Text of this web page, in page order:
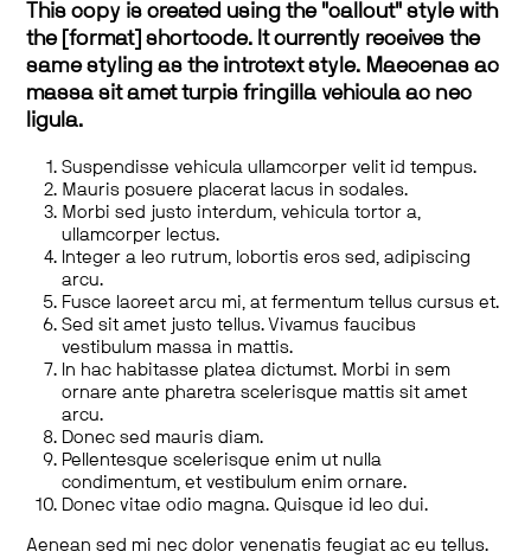
This copy is created using the "callout" style with
the [format] shortcode. It currently receives the
same styling as the introtext style. Maecenas ac
massa sit amet turpis fringilla vehicula ac nec
ligula.
Suspendisse vehicula ullamcorper velit id tempus.
Mauris posuere placerat lacus in sodales.
Morbi sed justo interdum, vehicula tortor a,
ullamcorper lectus.
Integer a leo rutrum, lobortis eros sed, adipiscing
arcu.
Fusce laoreet arcu mi, at fermentum tellus cursus et.
Sed sit amet justo tellus. Vivamus faucibus
vestibulum massa in mattis.
In hac habitasse platea dictumst. Morbi in sem
ornare ante pharetra scelerisque mattis sit amet
arcu.
Donec sed mauris diam.
Pellentesque scelerisque enim ut nulla
condimentum, et vestibulum enim ornare.
Donec vitae odio magna. Quisque id leo dui.
Aenean sed mi nec dolor venenatis feugiat ac eu tellus.